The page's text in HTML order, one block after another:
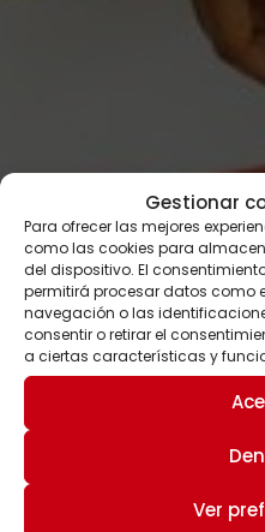
Gestionar
Para ofrecer las mejores
como las cookies para
del dispositivo. El
permitirá procesar datos como
navegación o las
consentir o retirar el
a ciertas características y
Ver